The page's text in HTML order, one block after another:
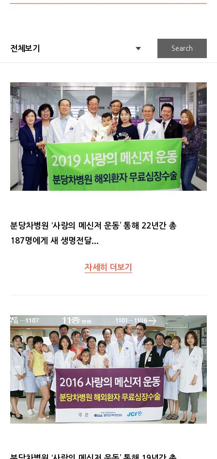
Search
분당차병원 ‘사랑의 메신저 운동’ 통해 22년간 총
187명에게 새 생명전달...
자세히 더보기